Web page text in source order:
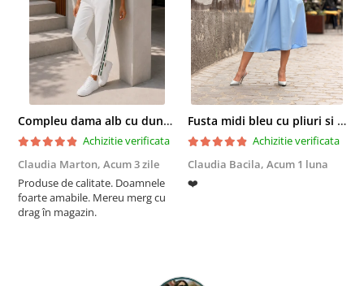
Compleu dama alb cu dungi laterale in nuante de verde si negru
Achizitie verificata
Claudia Marton, Acum 3 zile
Produse de calitate. Doamnele
foarte amabile. Mereu merg cu
drag în magazin.
Fusta midi bleu cu pliuri si buzunare
Achizitie verificata
Claudia Bacila, Acum 1 luna
❤️